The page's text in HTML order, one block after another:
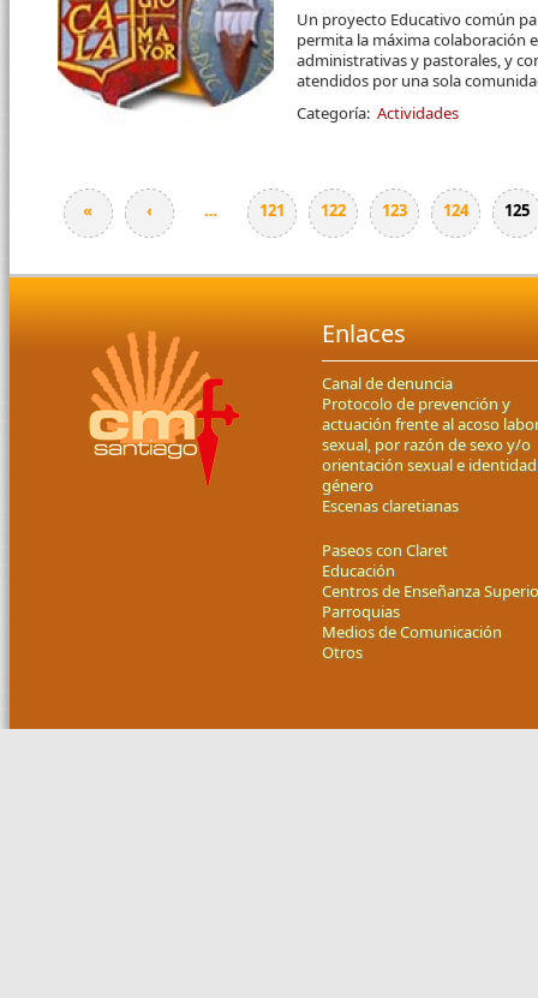
Un proyecto Educativo común
permita la máxima colaboración
administrativas y pastorales, y
atendidos por una sola
Categoría: Actividades
Páginas
« ‹ … 121 122 123 124 125
Enlaces
Canal de denuncia
Protocolo de prevención y
actuación frente al acoso
sexual, por razón de sexo y/o
orientación sexual e
género
Escenas claretianas
Paseos con Claret
Educación
Centros de Enseñanza
Parroquias
Medios de Comunicación
Otros